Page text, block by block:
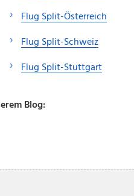
Flug Split-Österreich
Flug Split-Schweiz
Flug Split-Stuttgart
Blog: